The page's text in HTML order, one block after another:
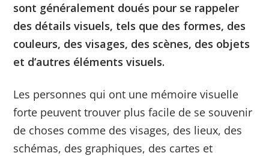
sont généralement doués pour se rappeler
des détails visuels, tels que des formes, des
couleurs, des visages, des scènes, des objets
et d’autres éléments visuels.
Les personnes qui ont une mémoire visuelle
forte peuvent trouver plus facile de se souvenir
de choses comme des visages, des lieux, des
schémas, des graphiques, des cartes et